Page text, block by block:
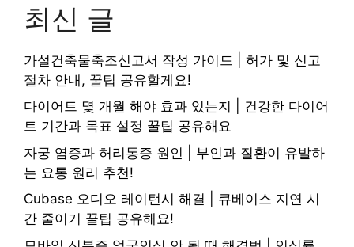
최신 글
가설건축물축조신고서 작성 가이드 | 허가 및 신고
절차 안내, 꿀팁 공유할게요!
다이어트 몇 개월 해야 효과 있는지 | 건강한 다이어
트 기간과 목표 설정 꿀팁 공유해요
자궁 염증과 허리통증 원인 | 부인과 질환이 유발하
는 요통 원리 추천!
Cubase 오디오 레이턴시 해결 | 큐베이스 지연 시
간 줄이기 꿀팁 공유해요!